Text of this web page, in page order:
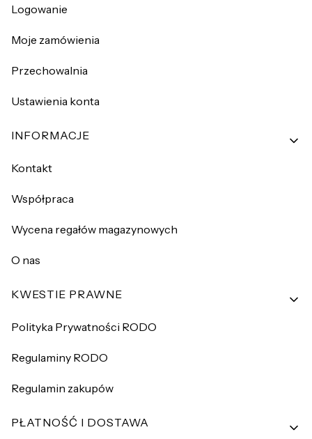
Logowanie
Moje zamówienia
Przechowalnia
Ustawienia konta
INFORMACJE
Kontakt
Współpraca
Wycena regałów magazynowych
O nas
KWESTIE PRAWNE
Polityka Prywatności RODO
Regulaminy RODO
Regulamin zakupów
PŁATNOŚĆ I DOSTAWA